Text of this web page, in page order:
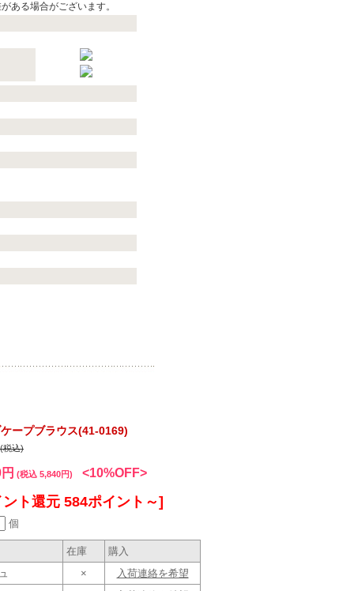
ある場合がございます。
ープブラウス(41-0169)
税込)
(税込 5,840円) <10%OFF>
ント還元 584ポイント～]
個
在庫
購入
×
入荷連絡を希望